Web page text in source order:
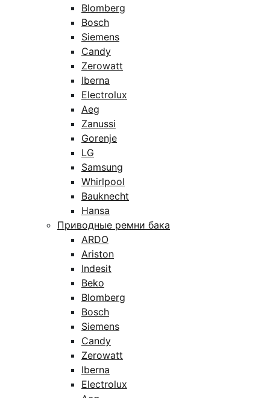
Blomberg
Bosch
Siemens
Candy
Zerowatt
Iberna
Electrolux
Aeg
Zanussi
Gorenje
LG
Samsung
Whirlpool
Bauknecht
Hansa
Приводные ремни бака
ARDO
Ariston
Indesit
Beko
Blomberg
Bosch
Siemens
Candy
Zerowatt
Iberna
Electrolux